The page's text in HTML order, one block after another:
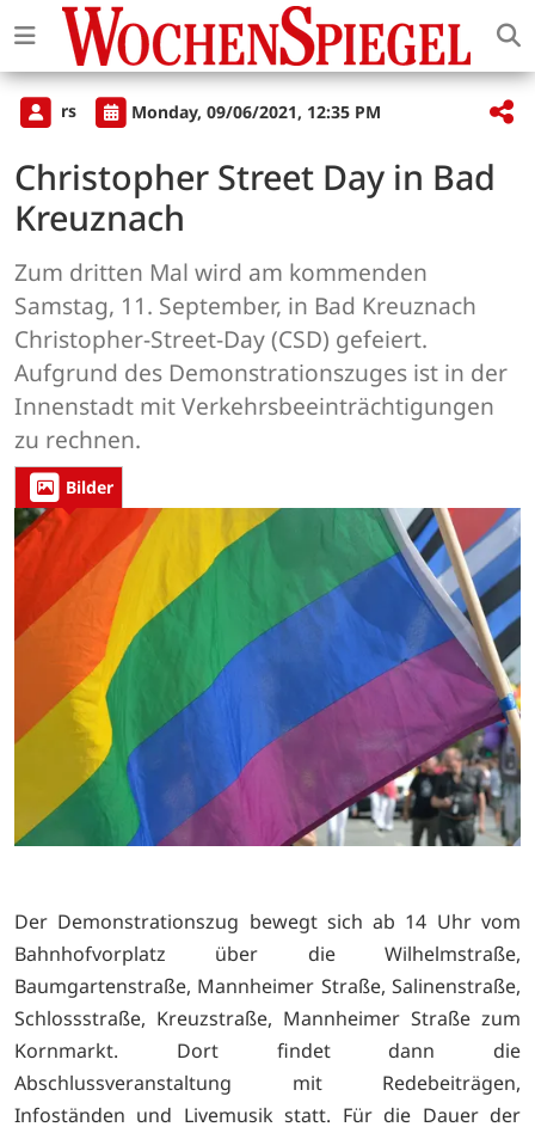
rs Monday, 09/06/2021, 12:35 PM
Christopher Street Day in Bad
Kreuznach
Zum dritten Mal wird am kommenden
Samstag, 11. September, in Bad Kreuznach
Christopher-Street-Day (CSD) gefeiert.
Aufgrund des Demonstrationszuges ist in der
Innenstadt mit Verkehrsbeeinträchtigungen
zu rechnen.
Bilder
Der Demonstrationszug bewegt sich ab 14 Uhr vom
Bahnhofvorplatz über die Wilhelmstraße,
Baumgartenstraße, Mannheimer Straße, Salinenstraße,
Schlossstraße, Kreuzstraße, Mannheimer Straße zum
Kornmarkt. Dort findet dann die
Abschlussveranstaltung mit Redebeiträgen,
Infoständen und Livemusik statt. Für die Dauer der